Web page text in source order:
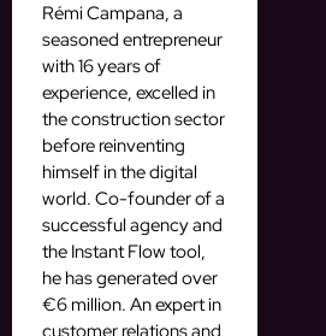
Rémi Campana, a
seasoned entrepreneur
with 16 years of
experience, excelled in
the construction sector
before reinventing
himself in the digital
world. Co-founder of a
successful agency and
the Instant Flow tool,
he has generated over
€6 million. An expert in